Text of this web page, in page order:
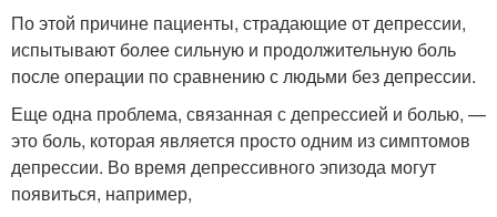
По этой причине пациенты, страдающие от депрессии,
испытывают более сильную и продолжительную боль
после операции по сравнению с людьми без депрессии.
Еще одна проблема, связанная с депрессией и болью, —
это боль, которая является просто одним из симптомов
депрессии. Во время депрессивного эпизода могут
появиться, например,